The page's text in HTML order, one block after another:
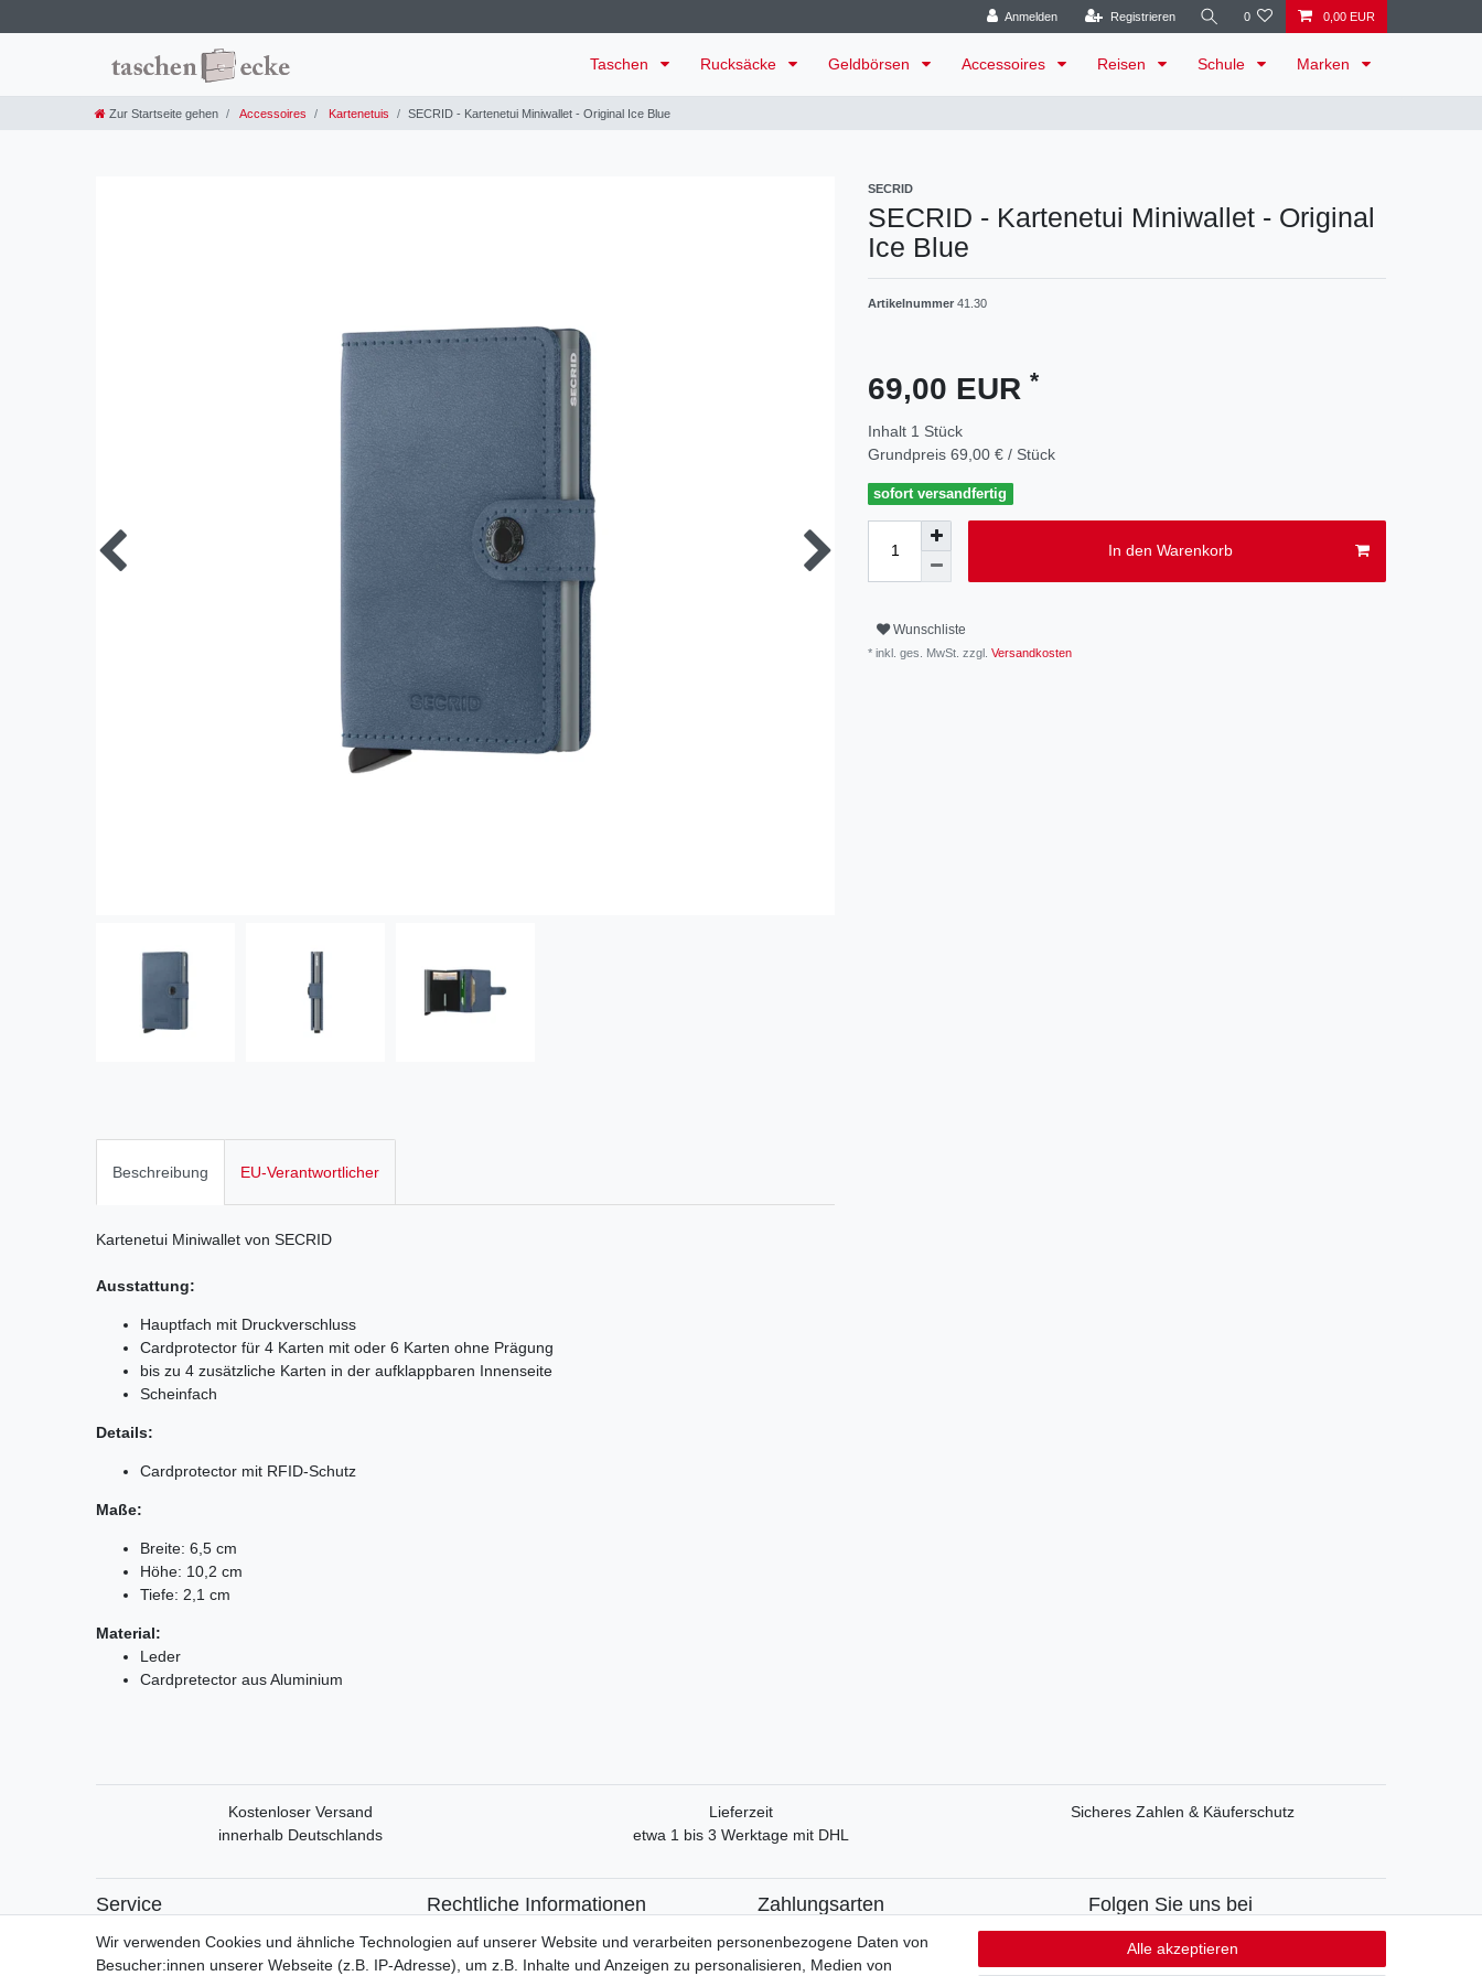
Anmelden Registrieren 0 0,00 EUR
Taschen Rucksäcke Geldbörsen Accessoires Reisen Schule Marken
Zur Startseite gehen Accessoires Kartenetuis SECRID - Kartenetui Miniwallet - Original Ice Blue
SECRID
SECRID - Kartenetui Miniwallet - Original
Ice Blue
Artikelnummer 41.30
69,00 EUR *
Inhalt 1 Stück
Grundpreis 69,00 € / Stück
sofort versandfertig
In den Warenkorb
Wunschliste
* inkl. ges. MwSt. zzgl. Versandkosten
Beschreibung EU-Verantwortlicher
Kartenetui Miniwallet von SECRID
Ausstattung:
Hauptfach mit Druckverschluss
Cardprotector für 4 Karten mit oder 6 Karten ohne Prägung
bis zu 4 zusätzliche Karten in der aufklappbaren Innenseite
Scheinfach
Details:
Cardprotector mit RFID-Schutz
Maße:
Breite: 6,5 cm
Höhe: 10,2 cm
Tiefe: 2,1 cm
Material:
Leder
Cardpretector aus Aluminium
Kostenloser Versand
innerhalb Deutschlands
Lieferzeit
etwa 1 bis 3 Werktage mit DHL
Sicheres Zahlen & Käuferschutz
Service
Mein Konto
Versand & Retoure
Rechtliche Informationen
Widerrufsrecht
Widerrufsformular
Zahlungsarten
Paypal
Kreditkarte
Folgen Sie uns bei
Facebook
Instagram
Wir verwenden Cookies und ähnliche Technologien auf unserer Website und verarbeiten personenbezogene Daten von
Besucher:innen unserer Webseite (z.B. IP-Adresse), um z.B. Inhalte und Anzeigen zu personalisieren, Medien von
Alle akzeptieren